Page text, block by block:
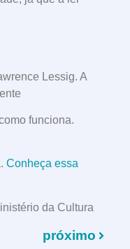
Lessig. A
funciona.
Conheça essa
da Cultura
próximo